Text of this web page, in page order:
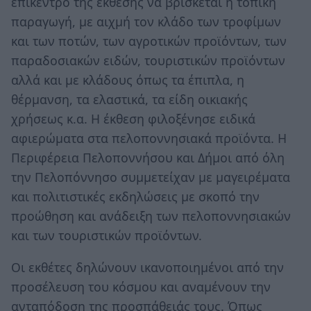
παραγωγή, με αιχμή τον κλάδο των τροφίμων
και των ποτών, των αγροτικών προϊόντων, των
παραδοσιακών ειδών, τουριστικών προϊόντων
αλλά και με κλάδους όπως τα έπιπλα, η
θέρμανση, τα ελαστικά, τα είδη οικιακής
χρήσεως κ.α. Η έκθεση φιλοξένησε ειδικά
αφιερώματα στα πελοποννησιακά προϊόντα. Η
Περιφέρεια Πελοποννήσου και Δήμοι από όλη
την Πελοπόννησο συμμετείχαν με μαγειρέματα
και πολιτιστικές εκδηλώσεις με σκοπό την
προώθηση και ανάδειξη των πελοποννησιακών
και των τουριστικών προϊόντων.
Οι εκθέτες δηλώνουν ικανοποιημένοι από την
προσέλευση του κόσμου και αναμένουν την
ανταπόδοση της προσπάθειάς τους. Όπως